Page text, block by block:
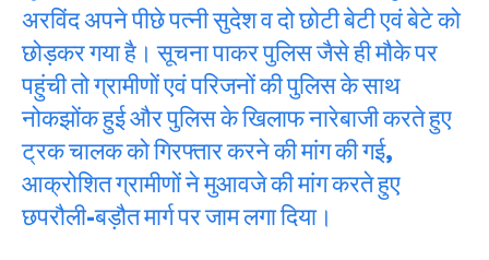
अरविंद अपने पीछे पत्नी सुदेश व दो छोटी बेटी एवं बेटे को
छोड़कर गया है। सूचना पाकर पुलिस जैसे ही मौके पर
पहुंची तो ग्रामीणों एवं परिजनों की पुलिस के साथ
नोकझोंक हुई और पुलिस के खिलाफ नारेबाजी करते हुए
ट्रक चालक को गिरफ्तार करने की मांग की गई,
आक्रोशित ग्रामीणों ने मुआवजे की मांग करते हुए
छपरौली-बड़ौत मार्ग पर जाम लगा दिया।